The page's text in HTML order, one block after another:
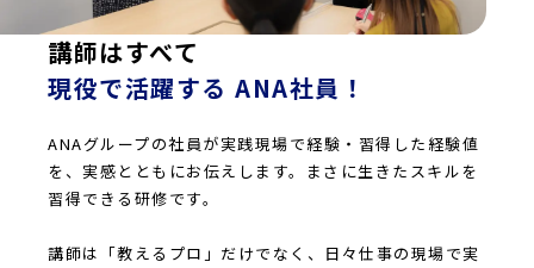
講師はすべて
現役で活躍する ANA社員！
ANAグループの社員が実践現場で経験・習得した経験値
を、実感とともにお伝えします。まさに生きたスキルを
習得できる研修です。
講師は「教えるプロ」だけでなく、日々仕事の現場で実